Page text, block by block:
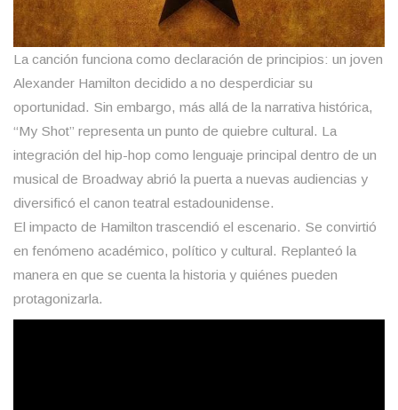
La canción funciona como declaración de principios: un joven
Alexander Hamilton decidido a no desperdiciar su
oportunidad. Sin embargo, más allá de la narrativa histórica,
“My Shot” representa un punto de quiebre cultural. La
integración del hip-hop como lenguaje principal dentro de un
musical de Broadway abrió la puerta a nuevas audiencias y
diversificó el canon teatral estadounidense.
El impacto de Hamilton trascendió el escenario. Se convirtió
en fenómeno académico, político y cultural. Replanteó la
manera en que se cuenta la historia y quiénes pueden
protagonizarla.